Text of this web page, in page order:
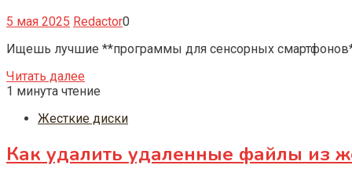
5 мая 2025 Redactor0
Ищешь лучшие **программы для сенсорных
Читать далее
1 минута чтение
Жесткие диски
Как удалить удаленные файлы из